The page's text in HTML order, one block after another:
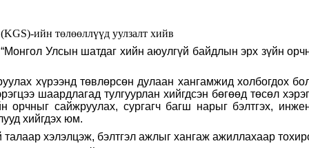
Улсын шатдаг хийн аюулгүй байдлын эрх зүйн
хүрээнд төвлөрсөн дулаан хангамжид холбогдох
шаардлагад тулгуурлан хийгдсэн бөгөөд төсөл
орчныг сайжруулах, сургагч багш нарыг бэлтгэх,
хийгдэх юм.
хэлэлцэж, бэлтгэл ажлыг хангаж ажиллахаар